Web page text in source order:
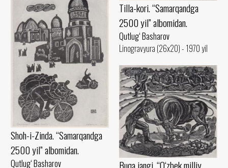
Tilla-kori. “Samarqandga
2500 yil” albomidan.
Qutlug‘ Basharov
Linogravyura (26x20) - 1970 yil
Shoh-i-Zinda. “Samarqandga
2500 yil” albomidan.
Qutlug‘ Basharov